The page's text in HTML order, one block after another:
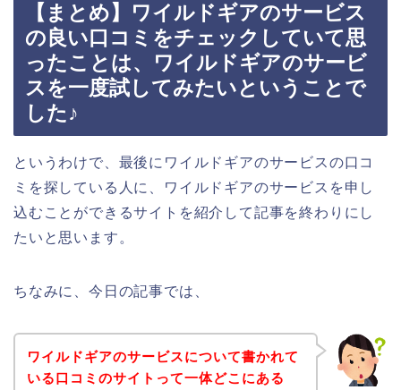
【まとめ】ワイルドギアのサービス
の良い口コミをチェックしていて思
ったことは、ワイルドギアのサービ
スを一度試してみたいということで
した♪
というわけで、最後にワイルドギアのサービスの口コ
ミを探している人に、ワイルドギアのサービスを申し
込むことができるサイトを紹介して記事を終わりにし
たいと思います。
ちなみに、今日の記事では、
ワイルドギアのサービスについて書かれて
いる口コミのサイトって一体どこにある